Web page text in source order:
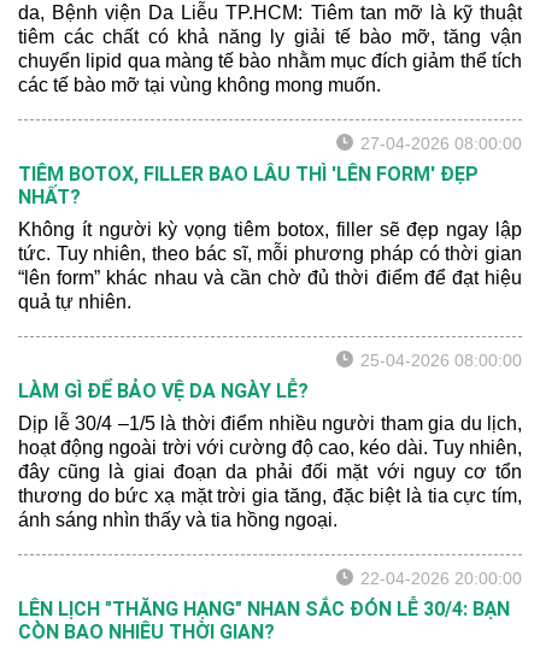
da, Bệnh viện Da Liễu TP.HCM: Tiêm tan mỡ là kỹ thuật
tiêm các chất có khả năng ly giải tế bào mỡ, tăng vận
chuyển lipid qua màng tế bào nhằm mục đích giảm thể tích
các tế bào mỡ tại vùng không mong muốn.
27-04-2026 08:00:00
TIÊM BOTOX, FILLER BAO LÂU THÌ 'LÊN FORM' ĐẸP
NHẤT?
Không ít người kỳ vọng tiêm botox, filler sẽ đẹp ngay lập
tức. Tuy nhiên, theo bác sĩ, mỗi phương pháp có thời gian
“lên form” khác nhau và cần chờ đủ thời điểm để đạt hiệu
quả tự nhiên.
25-04-2026 08:00:00
LÀM GÌ ĐỂ BẢO VỆ DA NGÀY LỄ?
Dịp lễ 30/4 –1/5 là thời điểm nhiều người tham gia du lịch,
hoạt động ngoài trời với cường độ cao, kéo dài. Tuy nhiên,
đây cũng là giai đoạn da phải đối mặt với nguy cơ tổn
thương do bức xạ mặt trời gia tăng, đặc biệt là tia cực tím,
ánh sáng nhìn thấy và tia hồng ngoại.
22-04-2026 20:00:00
LÊN LỊCH "THĂNG HẠNG" NHAN SẮC ĐÓN LỄ 30/4: BẠN
CÒN BAO NHIÊU THỜI GIAN?